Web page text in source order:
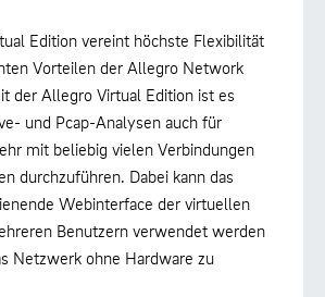
Edition vereint höchste Flexibilität
Vorteilen der Allegro Network
der Allegro Virtual Edition ist es
und Pcap-Analysen auch für
mit beliebig vielen Verbindungen
durchzuführen. Dabei kann das
Webinterface der virtuellen
Benutzern verwendet werden
Netzwerk ohne Hardware zu